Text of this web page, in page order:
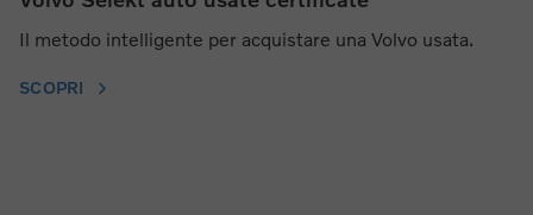
Il metodo intelligente per acquistare una Volvo usata.
SCOPRI